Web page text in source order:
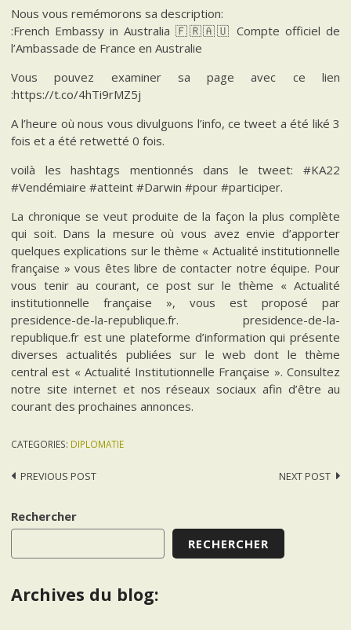
Nous vous remémorons sa description:
:French Embassy in Australia 🇫🇷🇦🇺 Compte officiel de
l’Ambassade de France en Australie
Vous pouvez examiner sa page avec ce lien
:https://t.co/4hTi9rMZ5j
A l’heure où nous vous divulguons l’info, ce tweet a été liké 3
fois et a été retwetté 0 fois.
voilà les hashtags mentionnés dans le tweet: #KA22
#Vendémiaire #atteint #Darwin #pour #participer.
La chronique se veut produite de la façon la plus complète
qui soit. Dans la mesure où vous avez envie d’apporter
quelques explications sur le thème « Actualité institutionnelle
française » vous êtes libre de contacter notre équipe. Pour
vous tenir au courant, ce post sur le thème « Actualité
institutionnelle française », vous est proposé par
presidence-de-la-republique.fr. presidence-de-la-
republique.fr est une plateforme d’information qui présente
diverses actualités publiées sur le web dont le thème
central est « Actualité Institutionnelle Française ». Consultez
notre site internet et nos réseaux sociaux afin d’être au
courant des prochaines annonces.
CATEGORIES: DIPLOMATIE
Post
PREVIOUS POST NEXT POST
Rechercher
RECHERCHER
Archives du blog: